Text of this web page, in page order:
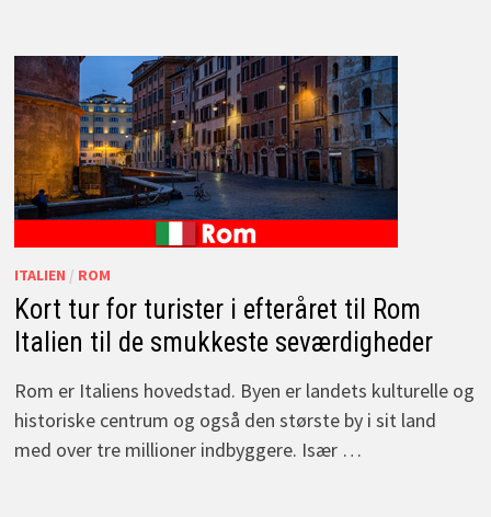
ITALIEN / ROM
Kort tur for turister i efteråret til Rom
Italien til de smukkeste seværdigheder
Rom er Italiens hovedstad. Byen er landets kulturelle og
historiske centrum og også den største by i sit land
med over tre millioner indbyggere. Især …